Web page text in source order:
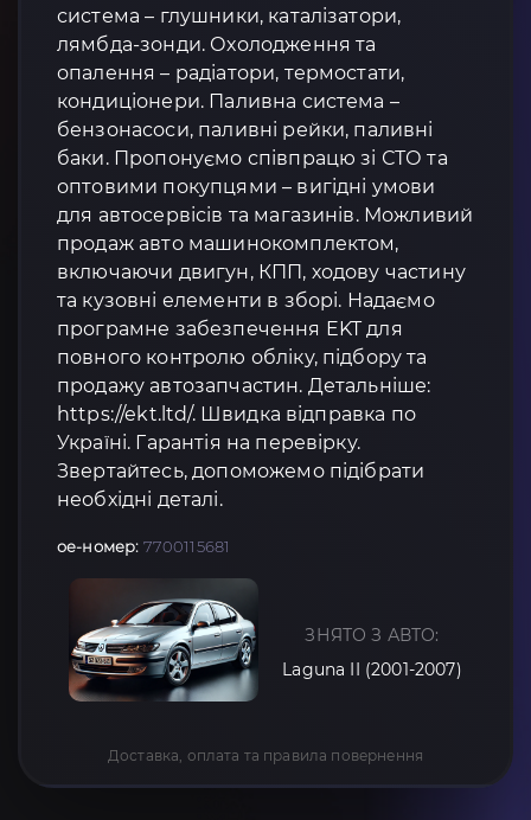
система – глушники, каталізатори,
лямбда-зонди. Охолодження та
опалення – радіатори, термостати,
кондиціонери. Паливна система –
бензонасоси, паливні рейки, паливні
баки. Пропонуємо співпрацю зі СТО та
оптовими покупцями – вигідні умови
для автосервісів та магазинів. Можливий
продаж авто машинокомплектом,
включаючи двигун, КПП, ходову частину
та кузовні елементи в зборі. Надаємо
програмне забезпечення EKT для
повного контролю обліку, підбору та
продажу автозапчастин. Детальніше:
https://ekt.ltd/. Швидка відправка по
Україні. Гарантія на перевірку.
Звертайтесь, допоможемо підібрати
необхідні деталі.
oe-номер: 7700115681
ЗНЯТО З АВТО:
Laguna II (2001-2007)
Доставка, оплата та правила повернення